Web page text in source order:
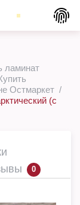
ламинат
Остмаркет
(с
0